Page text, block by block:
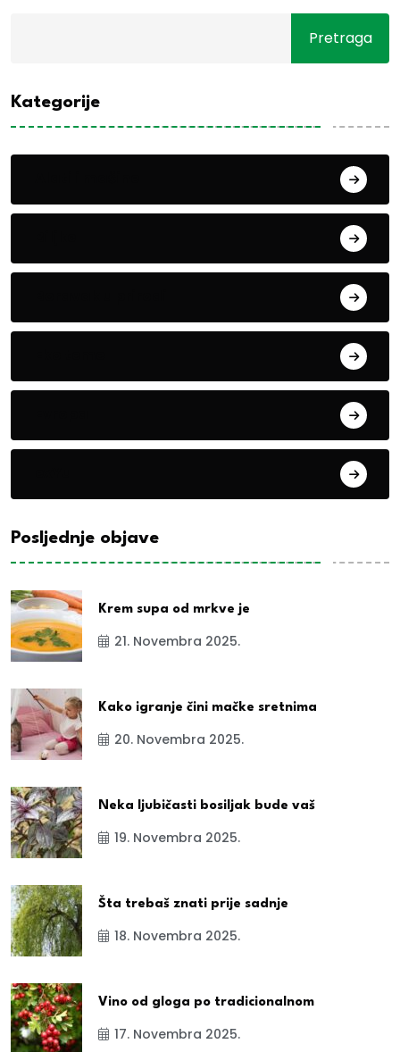
Pretraga
Kategorije
Posljednje objave
Krem supa od mrkve je
21. Novembra 2025.
Kako igranje čini mačke sretnima
20. Novembra 2025.
Neka ljubičasti bosiljak bude vaš
19. Novembra 2025.
Šta trebaš znati prije sadnje
18. Novembra 2025.
Vino od gloga po tradicionalnom
17. Novembra 2025.